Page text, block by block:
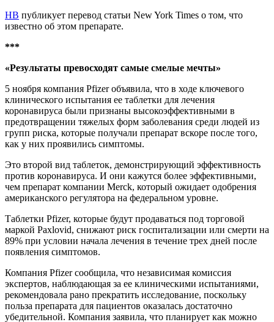
НВ публикует перевод статьи New York Times о том, что
известно об этом препарате.
***
«Результаты превосходят самые смелые мечты»
5 ноября компания Pfizer объявила, что в ходе ключевого
клинического испытания ее таблетки для лечения
коронавируса были признаны высокоэффективными в
предотвращении тяжелых форм заболевания среди людей из
групп риска, которые получали препарат вскоре после того,
как у них проявились симптомы.
Это второй вид таблеток, демонстрирующий эффективность
против коронавируса. И они кажутся более эффективными,
чем препарат компании Merck, который ожидает одобрения
американского регулятора на федеральном уровне.
Таблетки Pfizer, которые будут продаваться под торговой
маркой Paxlovid, снижают риск госпитализации или смерти на
89% при условии начала лечения в течение трех дней после
появления симптомов.
Компания Pfizer сообщила, что независимая комиссия
экспертов, наблюдающая за ее клиническими испытаниями,
рекомендовала рано прекратить исследование, поскольку
польза препарата для пациентов оказалась достаточно
убедительной. Компания заявила, что планирует как можно